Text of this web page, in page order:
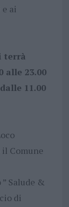
ai
terrà
alle 23.00
11.00
Comune
Salude &
di